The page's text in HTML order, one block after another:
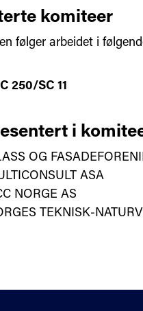
komiteer
følger arbeidet i
250/SC 11
i
OG
ASA
NORGE AS
TEKNISK-